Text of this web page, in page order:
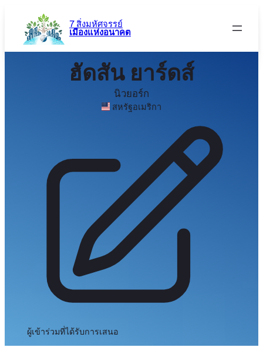
เนื้อหา
7 สิ่งมหัศจรรย์
เมืองแห่งอนาคต
ฮัดสัน ยาร์ดส์
นิวยอร์ก
สหรัฐอเมริกา
ผู้เข้าร่วมที่ได้รับการเสนอ